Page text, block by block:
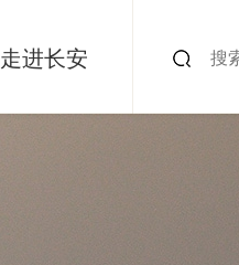
走进长安